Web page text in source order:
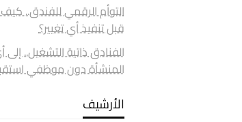
التوأم الرقمي للفندق..
قبل تنفيذ أي تغيير؟
الفنادق ذاتية التشغيل..
المنشأة دون موظفي
الأرشيف